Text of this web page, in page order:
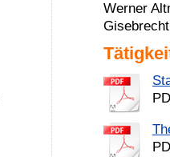
Werner